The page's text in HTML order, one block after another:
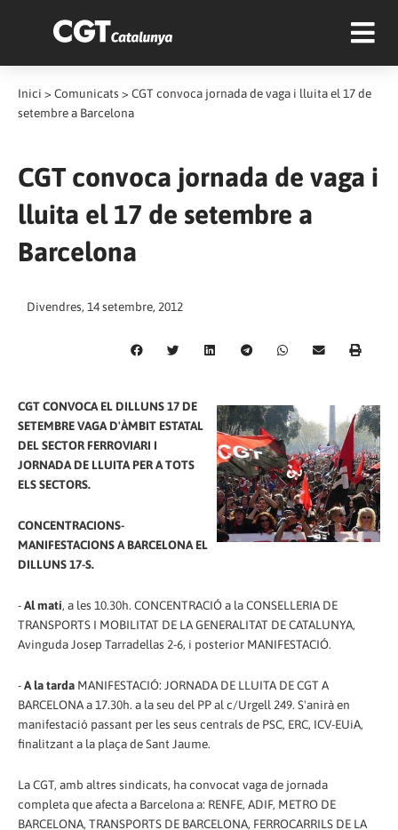
Inici > Comunicats > CGT convoca jornada de vaga i lluita el 17 de
setembre a Barcelona
CGT convoca jornada de vaga i
lluita el 17 de setembre a
Barcelona
Divendres, 14 setembre, 2012
CGT CONVOCA EL DILLUNS 17 DE
SETEMBRE VAGA D'ÀMBIT ESTATAL
DEL SECTOR FERROVIARI I
JORNADA DE LLUITA PER A TOTS
ELS SECTORS.
CONCENTRACIONS-
MANIFESTACIONS A BARCELONA EL
DILLUNS 17-S.
-Al matí, a les 10.30h. CONCENTRACIÓ a la CONSELLERIA DE
TRANSPORTS I MOBILITAT DE LA GENERALITAT DE CATALUNYA,
Avinguda Josep Tarradellas 2-6, i posterior MANIFESTACIÓ.
-A la tarda MANIFESTACIÓ: JORNADA DE LLUITA DE CGT A
BARCELONA a 17.30h. a la seu del PP al c/Urgell 249. S'anirà en
manifestació passant per les seus centrals de PSC, ERC, ICV-EUiA,
finalitzant a la plaça de Sant Jaume.
La CGT, amb altres sindicats, ha convocat vaga de jornada
completa que afecta a Barcelona a: RENFE, ADIF, METRO DE
BARCELONA, TRANSPORTS DE BARCELONA, FERROCARRILS DE LA